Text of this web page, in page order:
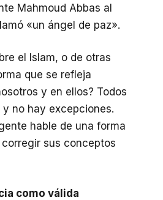
Mahmoud Abbas al
«un ángel de paz».
el Islam, o de otras
que se refleja
y en ellos? Todos
no hay excepciones.
hable de una forma
sus conceptos
como válida